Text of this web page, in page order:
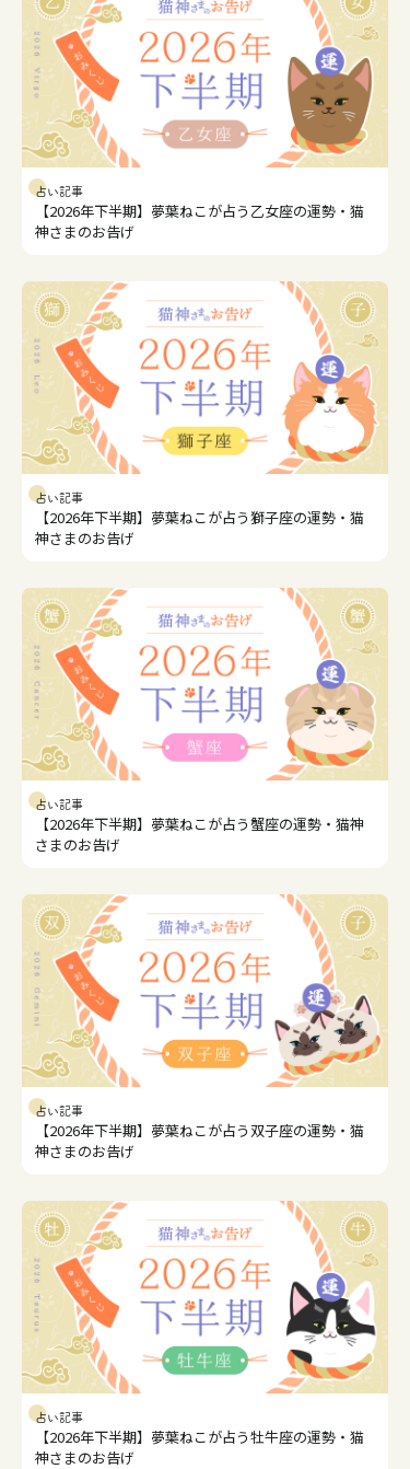
占い記事
【2026年下半期】夢葉ねこが占う乙女座の運勢・猫
神さまのお告げ
占い記事
【2026年下半期】夢葉ねこが占う獅子座の運勢・猫
神さまのお告げ
占い記事
【2026年下半期】夢葉ねこが占う蟹座の運勢・猫神
さまのお告げ
占い記事
【2026年下半期】夢葉ねこが占う双子座の運勢・猫
神さまのお告げ
占い記事
【2026年下半期】夢葉ねこが占う牡牛座の運勢・猫
神さまのお告げ